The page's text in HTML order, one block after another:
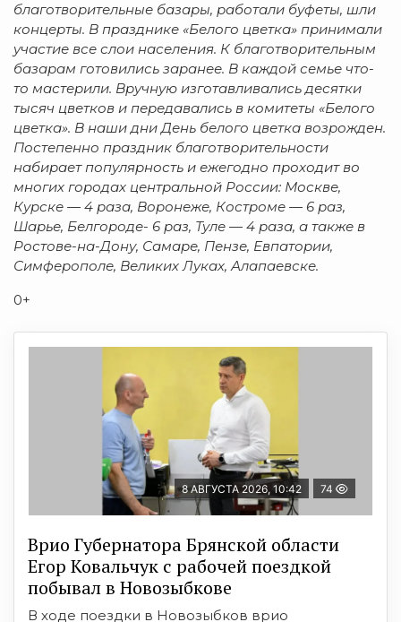
благотворительные базары, работали буфеты, шли
концерты. В празднике «Белого цветка» принимали
участие все слои населения. К благотворительным
базарам готовились заранее. В каждой семье что-
то мастерили. Вручную изготавливались десятки
тысяч цветков и передавались в комитеты «Белого
цветка». В наши дни День белого цветка возрожден.
Постепенно праздник благотворительности
набирает популярность и ежегодно проходит во
многих городах центральной России: Москве,
Курске — 4 раза, Воронеже, Костроме — 6 раз,
Шарье, Белгороде- 6 раз, Туле — 4 раза, а также в
Ростове-на-Дону, Самаре, Пензе, Евпатории,
Симферополе, Великих Луках, Алапаевске.
0+
8 АВГУСТА 2026, 10:42 74
Врио Губернатора Брянской области
Егор Ковальчук с рабочей поездкой
побывал в Новозыбкове
В ходе поездки в Новозыбков врио